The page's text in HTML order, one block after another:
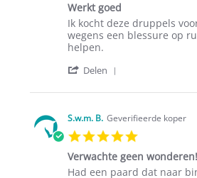
Werkt goed
Review
by
Annemieke
on
Feb
review
stating
Werkt
Ik kocht deze druppels
wegens een blessure op
helpen.
Delen
Review
Annemieke
H.
on
25
Feb
S.w.m. B. Geverifieerde koper
rating
Verwachte geen wonderen!
Review
review
Had een paard dat naar